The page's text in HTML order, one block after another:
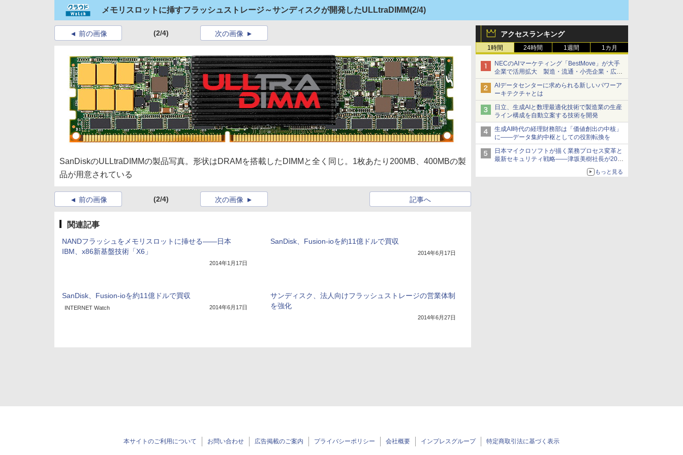
メモリスロットに挿すフラッシュストレージ～サンディスクが開発したULLtraDIMM(2/4)
アクセスランキング
1時間 24時間 1週間 1カ月
NECのAIマーケティング「BestMove」が大手
企業で活用拡大 製造・流通・小売企業・広告
代理店などが実装フェーズへ
AIデータセンターに求められる新しいパワーア
ーキテクチャとは
日立、生成AIと数理最適化技術で製造業の生産
ライン構成を自動立案する技術を開発
生成AI時代の経理財務部は「価値創出の中核」
に――データ集約中枢としての役割転換を
日本マイクロソフトが描く業務プロセス変革と
最新セキュリティ戦略――津坂美樹社長が2027
もっと見る
前の画像 (2/4) 次の画像
SanDiskのULLtraDIMMの製品写真。形状はDRAMを搭載したDIMMと全く同じ。1枚あたり200MB、400MBの製
品が用意されている
前の画像 (2/4) 記事へ
次の画像
関連記事
NANDフラッシュをメモリスロットに挿せる――日本
IBM、x86新基盤技術「X6」
2014年1月17日
SanDisk、Fusion-ioを約11億ドルで買収
2014年6月17日
SanDisk、Fusion-ioを約11億ドルで買収
INTERNET Watch 2014年6月17日
サンディスク、法人向けフラッシュストレージの営業体制
を強化
2014年6月27日
本サイトのご利用について お問い合わせ 広告掲載のご案内 プライバシーポリシー 会社概要 インプレスグループ 特定商取引法に基づく表示